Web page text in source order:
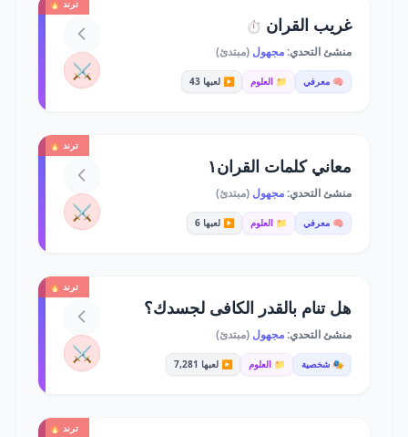
ترند 🔥
غريب القران ⏱️
منشئ التحدي:مجهول (مبتدئ)
🧠 معرفي 📁 العلوم ▶️ لعبها 43 ⚔️
ترند 🔥
معاني كلمات القران١
منشئ التحدي:مجهول (مبتدئ)
🧠 معرفي 📁 العلوم ▶️ لعبها 6 ⚔️
ترند 🔥
هل تنام بالقدر الكافى لجسدك؟
منشئ التحدي:مجهول (مبتدئ)
🎭 شخصية 📁 العلوم ▶️ لعبها 7,281 ⚔️
ترند 🔥